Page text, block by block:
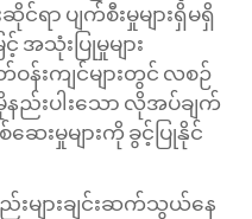
င်ရာ ပျက်စီးမှုများရှိမရှိ
သုံးပြုမှုများ
န်းကျင်များတွင် လစဉ်
နည်းပါးသော လိုအပ်ချက်
းမှုများကို ခွင့်ပြုနိုင်
ည်းများချင်းဆက်သွယ်နေ